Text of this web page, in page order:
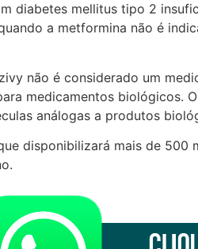
diabetes mellitus tipo 2
a metformina não é
não é considerado um
medicamentos
análogas a produtos
disponibilizará mais de